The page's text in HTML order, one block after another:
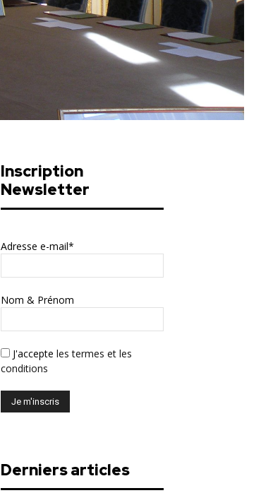
Inscription
Newsletter
Adresse e-mail*
Nom & Prénom
J'accepte les termes et les
conditions
Derniers articles